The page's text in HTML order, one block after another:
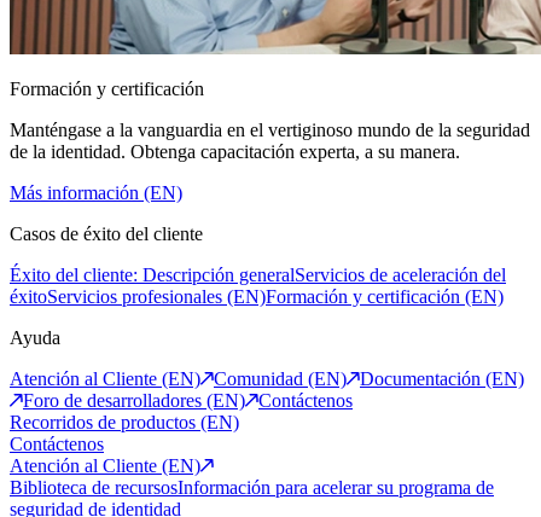
Formación y certificación
Manténgase a la vanguardia en el vertiginoso mundo de la seguridad
de la identidad. Obtenga capacitación experta, a su manera.
Más información (EN)
Casos de éxito del cliente
Éxito del cliente: Descripción generalServicios de aceleración del
éxitoServicios profesionales (EN)Formación y certificación (EN)
Ayuda
Atención al Cliente (EN)
Comunidad (EN)
Documentación (EN)
Foro de desarrolladores (EN)
Contáctenos
Recorridos de productos (EN)
Contáctenos
Atención al Cliente (EN)
Biblioteca de recursosInformación para acelerar su programa de
seguridad de identidad